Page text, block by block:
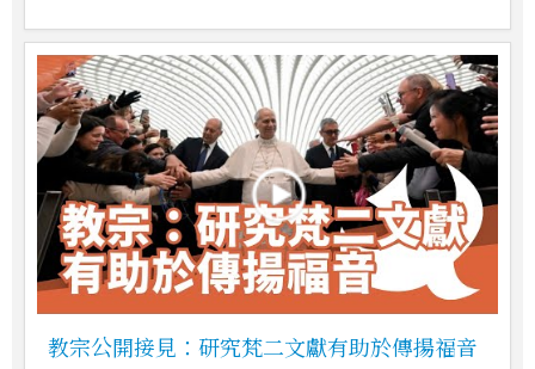
教宗公開接見：研究梵二文獻有助於傳揚福音